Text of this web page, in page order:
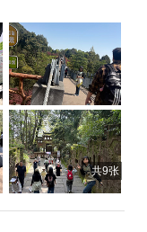
都11点了。很建议蒙
店和网络，让去的人
。 打卡点是从巨型茶
的，路上补给点也
到万亩茶园就开始上
歇了好几回，之后距
卡的徽章吊着，小朋友
直接锁死蒙顶山！ ✅
，纯徒步时间约2小
便脱的衣服+狗子要拴
以坐缆车哦。 ✅树冠
是挺值得尝试一下，但
共9张